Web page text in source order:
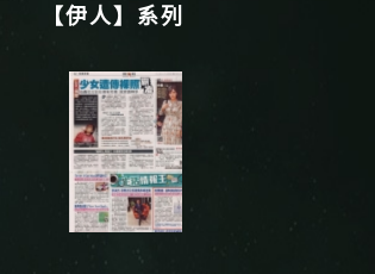
【伊人】系列